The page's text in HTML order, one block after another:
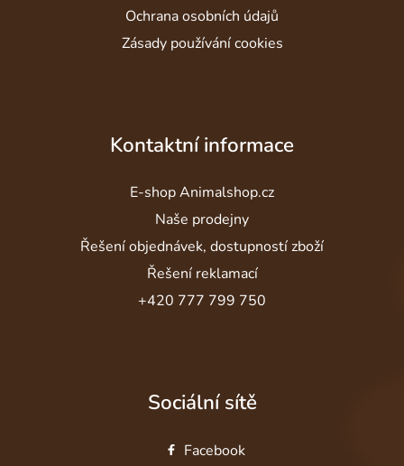
Ochrana osobních údajů
Zásady používání cookies
Kontaktní informace
E-shop Animalshop.cz
Naše prodejny
Řešení objednávek, dostupností zboží
Řešení reklamací
+420 777 799 750
Sociální sítě
Facebook